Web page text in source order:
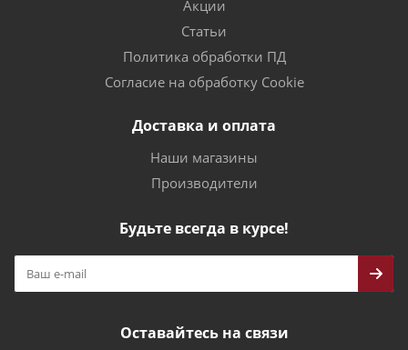
Акции
Статьи
Политика обработки ПД
Согласие на обработку Cookie
Доставка и оплата
Наши магазины
Производители
Будьте всегда в курсе!
Оставайтесь на связи